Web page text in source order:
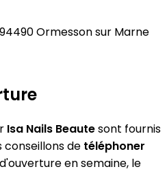
Ormesson sur Marne
Isa Nails Beautesont fournis
conseillons de téléphoner
en semaine, le